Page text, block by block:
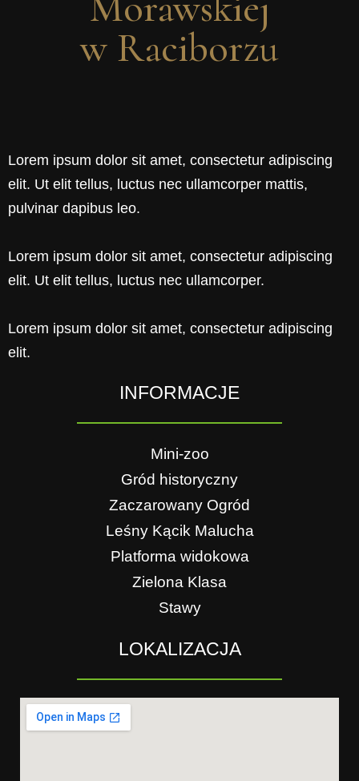
w Raciborzu
Lorem ipsum dolor sit amet, consectetur adipiscing
elit. Ut elit tellus, luctus nec ullamcorper mattis,
pulvinar dapibus leo.
Lorem ipsum dolor sit amet, consectetur adipiscing
elit. Ut elit tellus, luctus nec ullamcorper.
Lorem ipsum dolor sit amet, consectetur adipiscing
elit.
INFORMACJE
Mini-zoo
Gród historyczny
Zaczarowany Ogród
Leśny Kącik Malucha
Platforma widokowa
Zielona Klasa
Stawy
LOKALIZACJA